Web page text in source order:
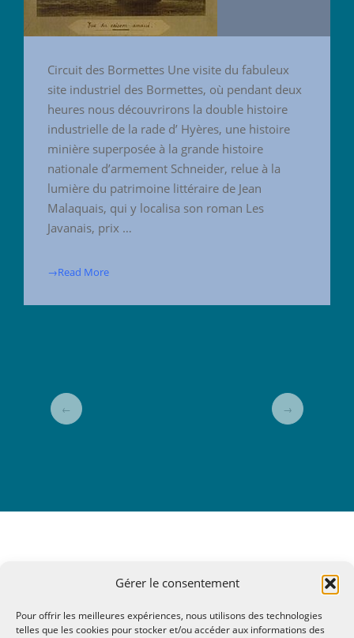
Gérer le consentement
Pour offrir les meilleures expériences, nous utilisons des technologies
telles que les cookies pour stocker et/ou accéder aux informations des
Circuit des Bormettes Une visite du fabuleux
site industriel des Bormettes, où pendant deux
heures nous découvrirons la double histoire
industrielle de la rade d’ Hyères, une histoire
minière superposée à la grande histoire
nationale d’armement Schneider, relue à la
lumière du patrimoine littéraire de Jean
Malaquais, qui y localisa son roman Les
Javanais, prix …
→Read More
← →